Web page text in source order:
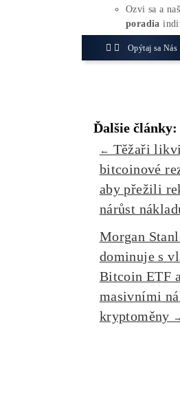
nedávno zaútočil na
Polymarketu pro
dubnu na 28%.
nenajdou
psychologickou
Zaujíma ťa
Ako to
Ako sa
Ťažba
Burze?